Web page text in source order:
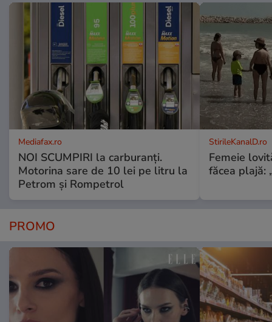
Mediafax.ro
NOI SCUMPIRI la carburanți.
Motorina sare de 10 lei pe litru la
Petrom și Rompetrol
StirileKanalD.ro
Femeie
făcea plajă:
PROMO